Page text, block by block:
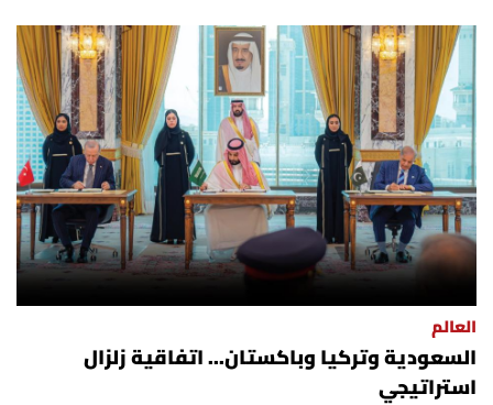
العالم
السعودية وتركيا وباكستان... اتفاقية زلزال
استراتيجي